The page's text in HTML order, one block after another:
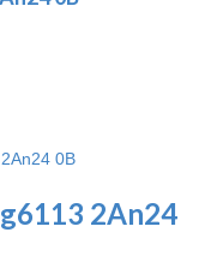
2An24